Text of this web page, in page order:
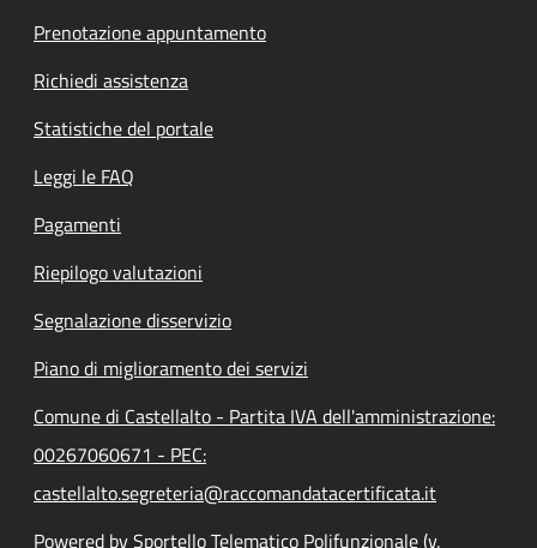
Prenotazione appuntamento
Richiedi assistenza
Statistiche del portale
Leggi le FAQ
Pagamenti
Riepilogo valutazioni
Segnalazione disservizio
Piano di miglioramento dei servizi
Comune di Castellalto - Partita IVA dell'amministrazione:
00267060671 - PEC:
castellalto.segreteria@raccomandatacertificata.it
Powered by Sportello Telematico Polifunzionale (v.